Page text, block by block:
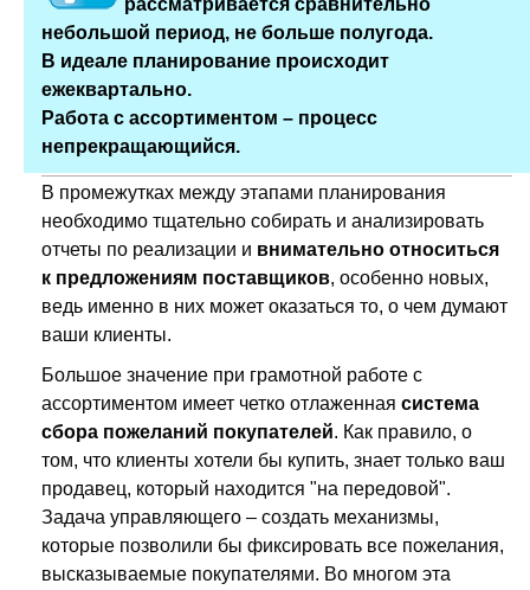
рассматривается сравнительно
небольшой период, не больше полугода.
В идеале планирование происходит
ежеквартально.
Работа с ассортиментом – процесс
непрекращающийся.
В промежутках между этапами планирования
необходимо тщательно собирать и анализировать
отчеты по реализации и внимательно относиться
к предложениям поставщиков, особенно новых,
ведь именно в них может оказаться то, о чем думают
ваши клиенты.
Большое значение при грамотной работе с
ассортиментом имеет четко отлаженная система
сбора пожеланий покупателей. Как правило, о
том, что клиенты хотели бы купить, знает только ваш
продавец, который находится "на передовой".
Задача управляющего – создать механизмы,
которые позволили бы фиксировать все пожелания,
высказываемые покупателями. Во многом эта